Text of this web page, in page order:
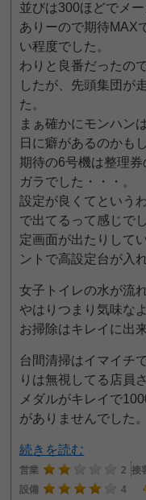
並びは300ほどでメ
ありーので期待MAX
い程度でした。
わりと良番だったの
したが、先頭集団が
た。
まぁ確かにモンハン
日に癖があるのかも
期待の6号機は整理
ガラでした・・・。
設定が良くてという
で出てるって感じで
定画面が出たりして
ントで高設定台が入
女子トイレの水が流
やはりつまり気味な
お掃除はキレイに出
台間清掃はイマイチ
りは無視してる店員
メダルがキレイで
がありませんでした。
続きを読む
営業 2 接
設備
4